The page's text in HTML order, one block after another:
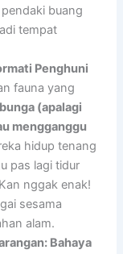
buang
tempat
Penghuni
fauna yang
(apalagi
mengganggu
hidup tenang
pas lagi tidur
nggak enak!
sesama
alam.
Bahaya